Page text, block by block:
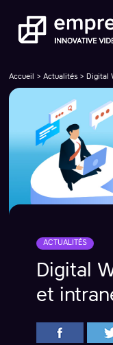
Accueil >Actualités> Digital
ACTUALITÉS
Digital
et